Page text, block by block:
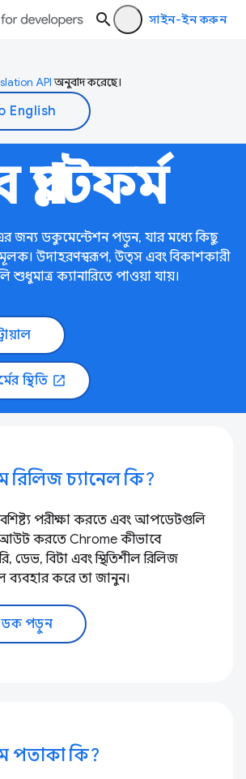
সাইন-ইন করুন
APIঅনুবাদ করেছে।
এর জন্য ডকুমেন্টেশন পড়ুন, যার মধ্যে কিছু
উদাহরণস্বরূপ, উত্স এবং বিকাশকারী
শুধুমাত্র ক্যানারিতে পাওয়া যায়।
স্থিতি open_in_new
রিলিজ চ্যানেল কি?
পরীক্ষা করতে এবং আপডেটগুলি
করতে Chrome কীভাবে
ডেভ, বিটা এবং স্থিতিশীল রিলিজ
ব্যবহার করে তা জানুন।
ডক পড়ুন
পতাকা কি?